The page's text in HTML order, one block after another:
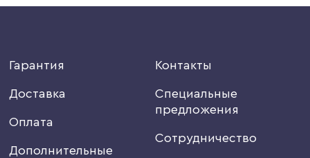
Гарантия
Доставка
Оплата
Дополнительные
Контакты
Специальные
предложения
Сотрудничество